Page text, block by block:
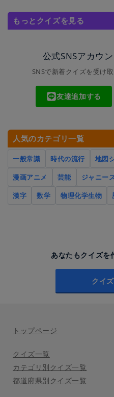
もっとクイズを見る
公式SNSアカウ
SNSで新着クイズを受け
友達追加する
人気のカテゴリ一覧
一般常識 時代の流行 地図
漫画アニメ
芸能 ジャニー
漢字
数学 物理化学生物
あなたもクイズを
クイ
トップページ
クイズ一覧
カテゴリ別クイズ一覧
都道府県別クイズ一覧